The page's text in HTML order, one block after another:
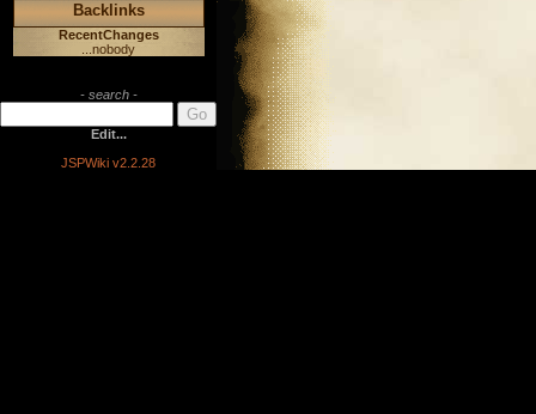
Backlinks
RecentChanges
...nobody
- search -
Edit...
JSPWiki v2.2.28